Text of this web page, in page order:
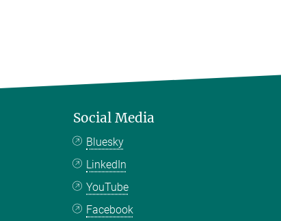
Social Media
Bluesky
LinkedIn
YouTube
Facebook